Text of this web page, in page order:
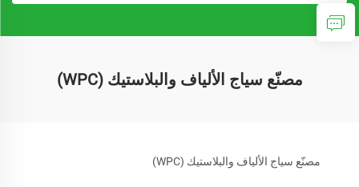
مصنّع سياج الألياف والبلاستيك (WPC)
مصنّع سياج الألياف والبلاستيك (WPC)